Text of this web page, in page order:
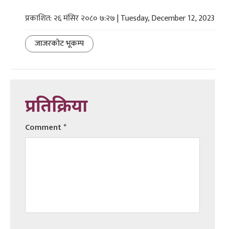
प्रकाशित: २६ मंसिर २०८० ७:२७ | Tuesday, December 12, 2023
जाजरकोट भूकम्प
प्रतिक्रिया
Comment*